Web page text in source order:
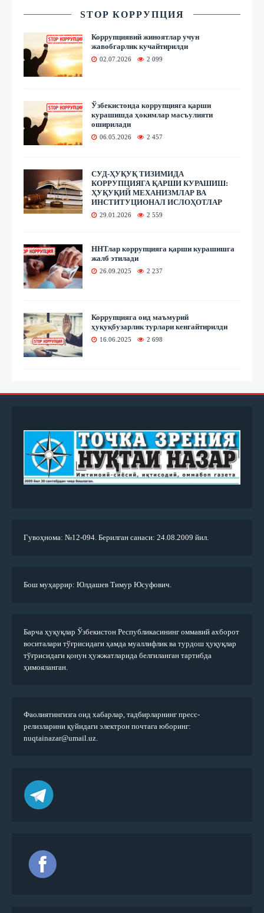
STOP КОРРУПЦИЯ
Коррупциявий жиноятлар учун
жавобгарлик кучайтирилди
02.07.2026 2 099
Ўзбекистонда коррупцияга қарши
курашишда ҳокимлар масъулияти
оширилади
06.05.2026 2 457
СУД-ҲУҚУҚ ТИЗИМИДА
КОРРУПЦИЯГА ҚАРШИ КУРАШИШ:
ҲУҚУҚИЙ МЕХАНИЗМЛАР ВА
ИНСТИТУЦИОНАЛ ИСЛОҲОТЛАР
29.01.2026 2 559
ННТлар коррупцияга қарши курашишга
жалб этилади
26.09.2025 2 237
Коррупцияга оид маъмурий
ҳуқуқбузарлик турлари кенгайтирилди
16.06.2025 2 698
Гувоҳнома: №12-094. Берилган санаси: 24.08.2009 йил.
Бош муҳаррир: Юлдашев Тимур Юсуфович.
Барча ҳуқуқлар Ўзбекистон Республикасининг оммавий ахборот
воситалари тўғрисидаги ҳамда муаллифлик ва турдош ҳуқуқлар
тўғрисидаги қонун ҳужжатларида белгиланган тартибда
ҳимояланган.
Фаолиятингизга оид хабарлар, тадбирларнинг пресс-
релизларини қуйидаги электрон почтага юборинг:
nuqtainazar@umail.uz.